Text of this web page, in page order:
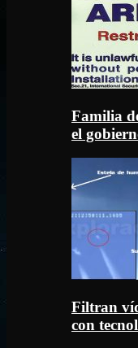
Familia
el
Filtran
con